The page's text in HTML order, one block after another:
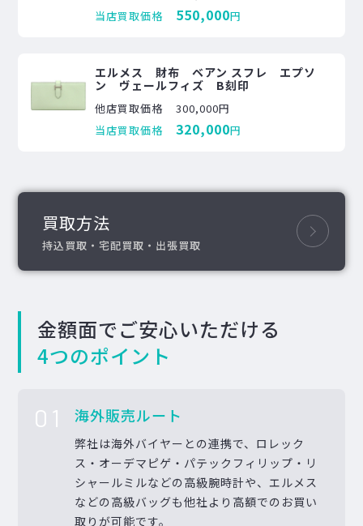
当店買取価格
550,000円
エルメス 財布 ベアン スフレ エプソ
ン ヴェールフィズ B刻印
他店買取価格
300,000円
当店買取価格
320,000円
買取方法
持込買取・宅配買取・出張買取
金額面でご安心いただける
4つのポイント
01 海外販売ルート
弊社は海外バイヤーとの連携で、ロレック
ス・オーデマピゲ・パテックフィリップ・リ
シャールミルなどの高級腕時計や、エルメス
などの高級バッグも他社より高額でのお買い
取りが可能です。